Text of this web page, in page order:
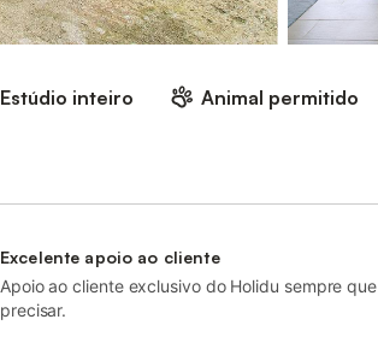
Estúdio inteiro
Animal permitido
Excelente apoio ao cliente
Apoio ao cliente exclusivo do Holidu sempre que
precisar.